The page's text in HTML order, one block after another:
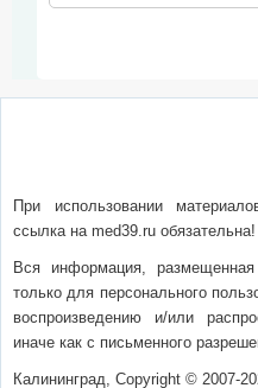
При использовании
ссылка на med39.ru обязательна!
Вся информация,
только для персонального
воспроизведению и/или
иначе как с письменного
Калининград, Copyright © 2007-